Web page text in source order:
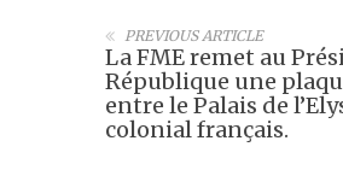
PREVIOUS ARTICLE
La FME remet au
République une
entre le Palais de
colonial français.